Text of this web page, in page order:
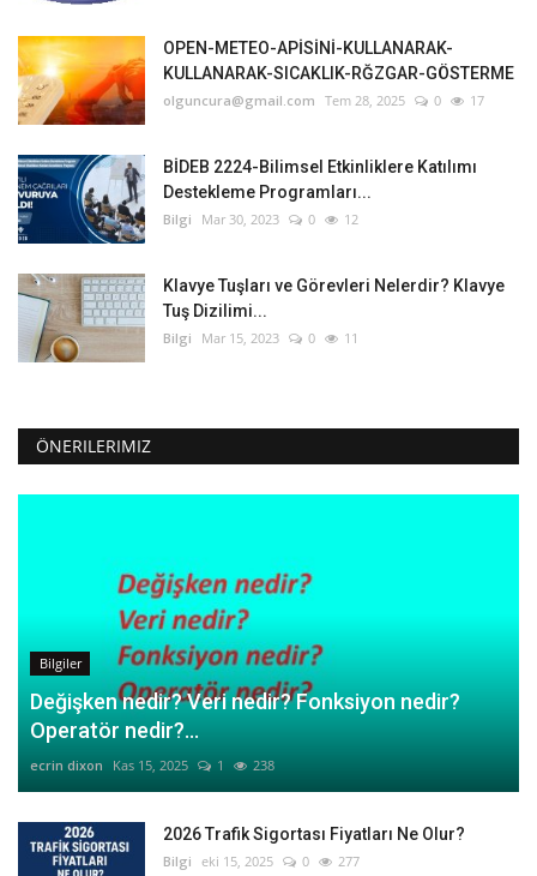
OPEN-METEO-APİSİNİ-KULLANARAK-
KULLANARAK-SICAKLIK-RĞZGAR-GÖSTERME
olguncura@gmail.com Tem 28, 2025 0 17
BİDEB 2224-Bilimsel Etkinliklere Katılımı
Destekleme Programları...
Bilgi Mar 30, 2023 0 12
Klavye Tuşları ve Görevleri Nelerdir? Klavye
Tuş Dizilimi...
Bilgi Mar 15, 2023 0 11
ÖNERILERIMIZ
Bilgiler
Değişken nedir? Veri nedir? Fonksiyon nedir?
Operatör nedir?...
ecrin dixon Kas 15, 2025 1 238
2026 Trafik Sigortası Fiyatları Ne Olur?
Bilgi eki 15, 2025 0 277